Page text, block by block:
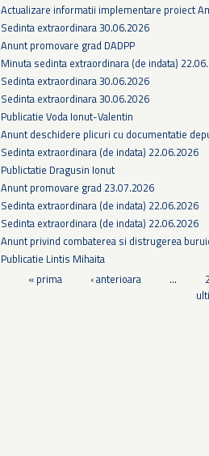
Actualizare informatii implementare proiect
Sedinta extraordinara 30.06.2026
Anunt promovare grad DADPP
Minuta sedinta extraordinara (de indata)
Sedinta extraordinara 30.06.2026
Sedinta extraordinara 30.06.2026
Publicatie Voda Ionut-Valentin
Anunt deschidere plicuri cu documentatie
Sedinta extraordinara (de indata) 22.06.2026
Publictatie Dragusin Ionut
Anunt promovare grad 23.07.2026
Sedinta extraordinara (de indata) 22.06.2026
Sedinta extraordinara (de indata) 22.06.2026
Anunt privind combaterea si distrugerea
Publicatie Lintis Mihaita
Pagini
« prima ‹ anterioara …